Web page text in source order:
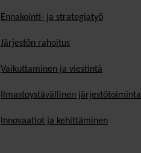
Ennakointi- ja strategiatyö
Järjestön rahoitus
Vaikuttaminen ja viestintä
Ilmastoystävällinen järjestötoiminta
Innovaatiot ja kehittäminen